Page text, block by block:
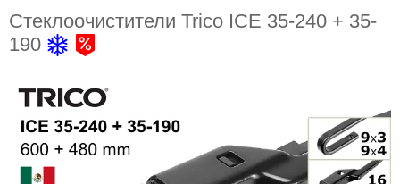
Стеклоочистители Trico ICE 35-240 + 35-
190